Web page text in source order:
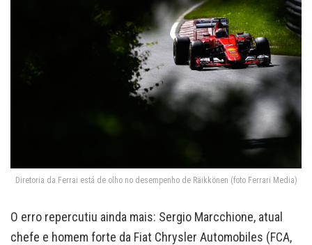
Diretoria da Ferrai está de olho no desempenho de Räikkönen (foto Ferrari Media)
O erro repercutiu ainda mais: Sergio Marcchione, atual
chefe e homem forte da Fiat Chrysler Automobiles (FCA,